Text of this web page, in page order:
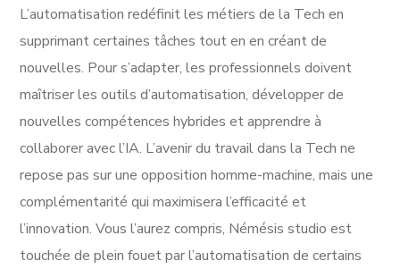
L’automatisation redéfinit les métiers de la Tech en
supprimant certaines tâches tout en en créant de
nouvelles. Pour s’adapter, les professionnels doivent
maîtriser les outils d’automatisation, développer de
nouvelles compétences hybrides et apprendre à
collaborer avec l’IA. L’avenir du travail dans la Tech ne
repose pas sur une opposition homme-machine, mais une
complémentarité qui maximisera l’efficacité et
l’innovation. Vous l’aurez compris, Némésis studio est
touchée de plein fouet par l’automatisation de certains